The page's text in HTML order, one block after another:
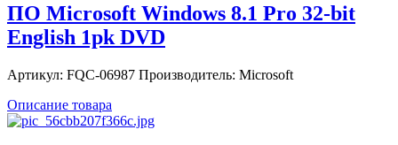
ПО Microsoft Windows 8.1 Pro 32-bit
English 1pk DVD
Артикул: FQC-06987 Производитель: Microsoft
Описание товара